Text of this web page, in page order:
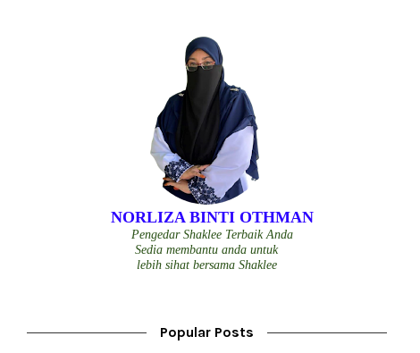
NORLIZA BINTI OTHMAN
Pengedar Shaklee Terbaik Anda
Sedia membantu anda untuk
lebih sihat bersama Shaklee
Popular Posts